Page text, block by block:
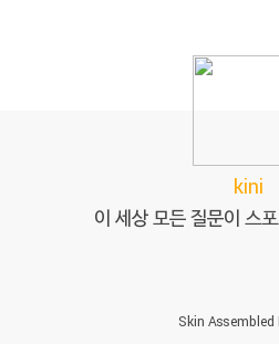
kini
이 세상 모든 질문이 스
Skin Assembled